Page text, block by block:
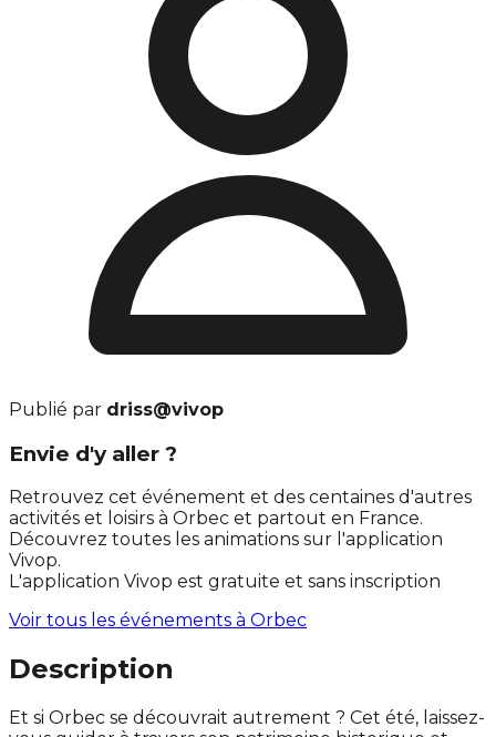
Publié par driss@vivop
Envie d'y aller ?
Retrouvez cet événement et des centaines d'autres
activités et loisirs à Orbec et partout en France.
Découvrez toutes les animations sur l'application
Vivop.
L'application Vivop est gratuite et sans inscription
Voir tous les événements à Orbec
Description
Et si Orbec se découvrait autrement ? Cet été, laissez-